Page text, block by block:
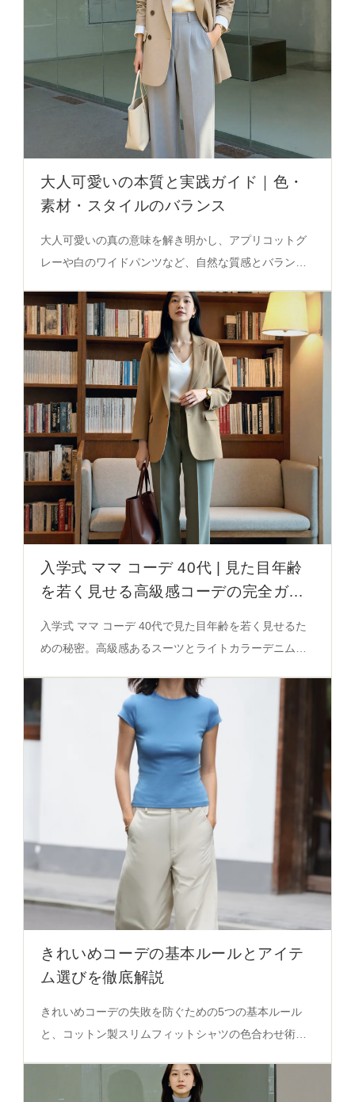
大人可愛いの本質と実践ガイド｜色・
素材・スタイルのバランス
大人可愛いの真の意味を解き明かし、アプリコットグ
レーや白のワイドパンツなど、自然な質感とバランス
底解説。
入学式 ママ コーデ 40代 | 見た目年齢
を若く見せる高級感コーデの完全ガイ
入学式 ママ コーデ 40代で見た目年齢を若く見せるた
めの秘密。高級感あるスーツとライトカラーデニムの
版に！
きれいめコーデの基本ルールとアイテ
ム選びを徹底解説
きれいめコーデの失敗を防ぐための5つの基本ルール
と、コットン製スリムフィットシャツの色合わせ術を